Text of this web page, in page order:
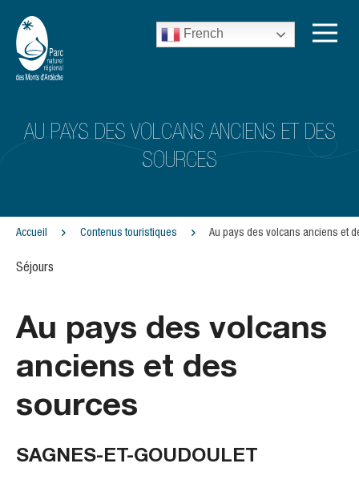
French
AU PAYS DES VOLCANS ANCIENS ET DES
SOURCES
Accueil Contenus touristiques Au pays des volcans anciens et
Séjours
Au pays des volcans
anciens et des
sources
SAGNES-ET-GOUDOULET